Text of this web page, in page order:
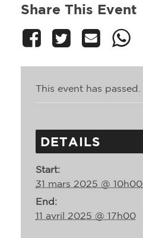
Share This Event
This event has passed.
DETAILS
Start:
31 mars 2025 @ 10h00
End:
11 avril 2025 @ 17h00